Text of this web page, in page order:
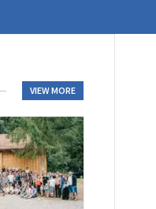
VIEW MORE